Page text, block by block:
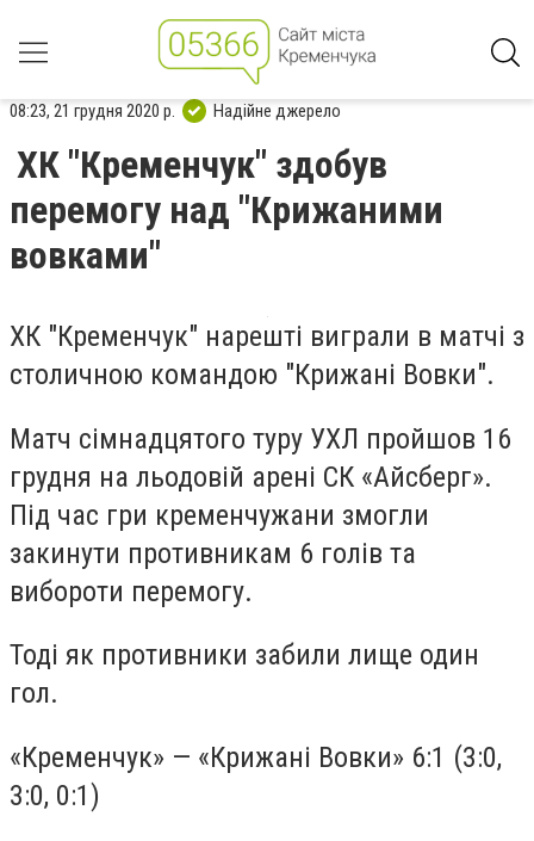
08:23, 21 грудня 2020 р. Надійне джерело
ХК "Кременчук" здобув
перемогу над "Крижаними
вовками"
ХК "Кременчук" нарешті виграли в матчі з
столичною командою "Крижані Вовки".
Матч сімнадцятого туру УХЛ пройшов 16
грудня на льодовій арені СК «Айсберг».
Під час гри кременчужани змогли
закинути противникам 6 голів та
вибороти перемогу.
Тоді як противники забили лище один
гол.
«Кременчук» — «Крижані Вовки» 6:1 (3:0,
3:0, 0:1)